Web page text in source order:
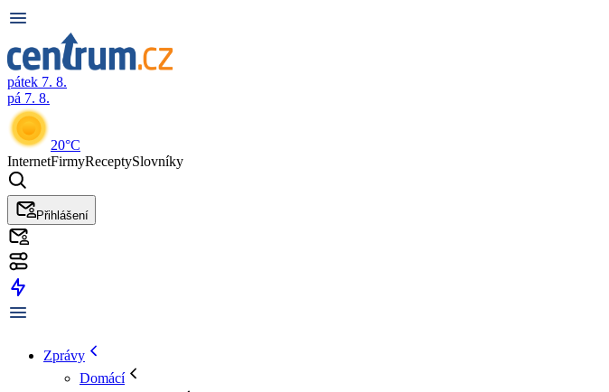
pátek 7. 8.
pá 7. 8.
20°C
InternetFirmyReceptySlovníky
Přihlášení
Zprávy
Domácí